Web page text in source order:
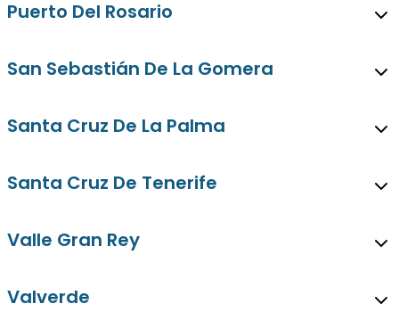
Puerto Del Rosario
San Sebastián De La Gomera
Santa Cruz De La Palma
Santa Cruz De Tenerife
Valle Gran Rey
Valverde